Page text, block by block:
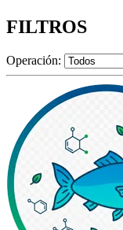
FILTROS
Operación: